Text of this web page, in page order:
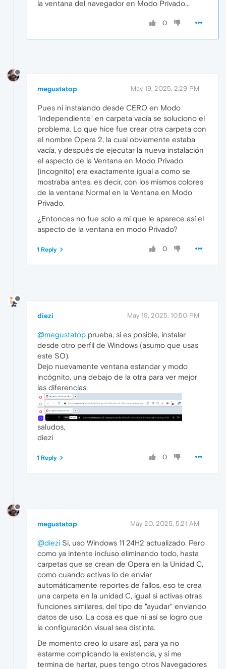
la ventana del navegador en Modo Privado...
0
megustatop May 19, 2025, 2:29 PM
Pues ni instalando desde CERO en Modo
"independiente" en carpeta vacía se soluciono el
problema. Lo que hice fue crear otra carpeta con
el nombre Opera 2, la cual obviamente estaba
vacía, y después de ejecutar la nueva instalación
el aspecto de la Ventana en Modo Privado
(incognito) era exactamente igual a como se
mostraba antes, es decir, con los mismos colores
de la ventana Normal en la Ventana en Modo
Privado.
¿Entonces no fue solo a mi que le aparece así el
aspecto de la ventana en modo Privado?
0
1 Reply
diezi May 19, 2025, 10:50 PM
@megustatop prueba, si es posible, instalar
desde otro perfil de Windows (asumo que usas
este SO).
Dejo nuevamente ventana estandar y modo
incógnito, una debajo de la otra para ver mejor
las diferencias:
saludos,
diezi
0
1 Reply
megustatop May 20, 2025, 5:21 AM
@diezi Si, uso Windows 11 24H2 actualizado. Pero
como ya intente incluso eliminando todo, hasta
carpetas que se crean de Opera en la Unidad C,
como cuando activas lo de enviar
automáticamente reportes de fallos, eso te crea
una carpeta en la unidad C, igual si activas otras
funciones similares, del tipo de "ayudar" enviando
datos de uso. La cosa es que ni así se logro que
la configuración visual sea distinta.
De momento creo lo usare así, para ya no
estarme complicando la existencia, y si me
termina de hartar, pues tengo otros Navegadores